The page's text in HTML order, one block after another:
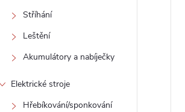
Stříhání
Leštění
Akumulátory a nabíječky
Elektrické stroje
Hřebíkování/sponkování